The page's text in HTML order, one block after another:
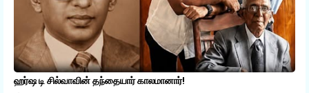
ஹர்ஷ டி சில்வாவின் தந்தையார் காலமானார்!